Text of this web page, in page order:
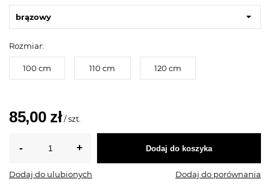
brązowy
Rozmiar:
100 cm 110 cm 120 cm
85,00 zł /szt.
Dodaj do koszyka
Dodaj do ulubionych Dodaj do porównania